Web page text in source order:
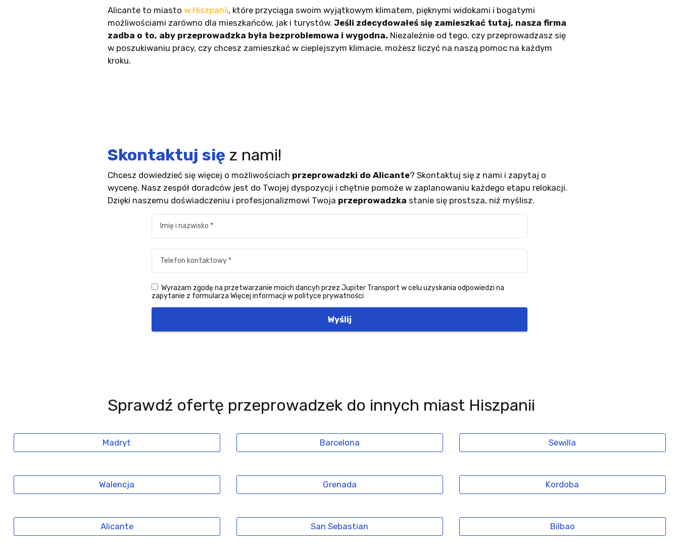
Alicante to miasto w Hiszpanii, które przyciąga swoim wyjątkowym klimatem, pięknymi widokami i bogatymi
możliwościami zarówno dla mieszkańców, jak i turystów. Jeśli zdecydowałeś się zamieszkać tutaj, nasza firma
zadba o to, aby przeprowadzka była bezproblemowa i wygodna. Niezależnie od tego, czy przeprowadzasz się
w poszukiwaniu pracy, czy chcesz zamieszkać w cieplejszym klimacie, możesz liczyć na naszą pomoc na każdym
kroku.
Skontaktuj się z nami!
Chcesz dowiedzieć się więcej o możliwościach przeprowadzki do Alicante? Skontaktuj się z nami i zapytaj o
wycenę. Nasz zespół doradców jest do Twojej dyspozycji i chętnie pomoże w zaplanowaniu każdego etapu relokacji.
Dzięki naszemu doświadczeniu i profesjonalizmowi Twoja przeprowadzka stanie się prostsza, niż myślisz.
Wyrażam zgodę na przetwarzanie moich dancyh przez Jupiter Transport w celu uzyskania odpowiedzi na
zapytanie z formularza Więcej informacji w polityce prywatności
Wyślij
Sprawdź ofertę przeprowadzek do innych miast Hiszpanii
Madryt Barcelona Sewilla
Walencja Grenada Kordoba
Alicante San Sebastian Bilbao